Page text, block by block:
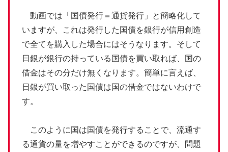
動画では「国債発行＝通貨発行」と簡略化して
いますが、これは発行した国債を銀行が信用創造
で全てを購入した場合にはそうなります。そして
日銀が銀行の持っている国債を買い取れば、国の
借金はその分だけ無くなります。簡単に言えば、
日銀が買い取った国債は国の借金ではないわけで
す。
このように国は国債を発行することで、流通す
る通貨の量を増やすことができるのですが、問題